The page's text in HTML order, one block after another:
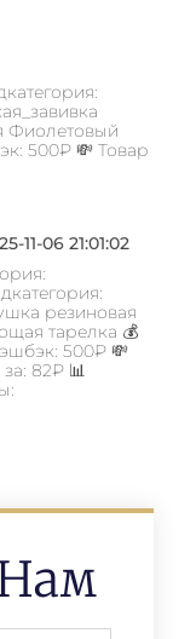
Фиолетовый
500₽ 💸 Товар
11-06 21:01:02
резиновая
тарелка 💰
500₽ 💸
82₽ 📊